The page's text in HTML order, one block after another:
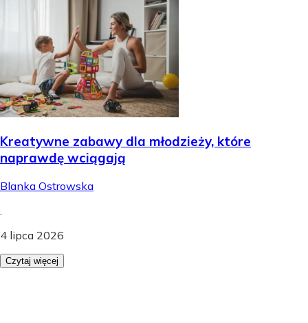
Kreatywne zabawy dla młodzieży, które
naprawdę wciągają
Blanka Ostrowska
4 lipca 2026
Czytaj więcej